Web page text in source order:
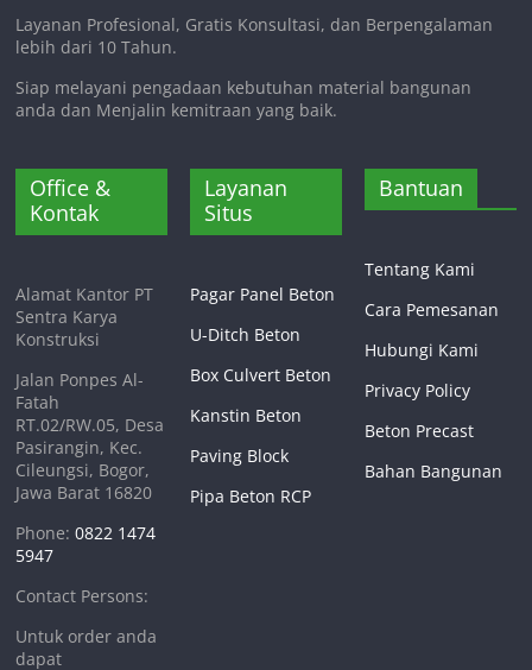
Layanan Profesional, Gratis Konsultasi, dan Berpengalaman
lebih dari 10 Tahun.
Siap melayani pengadaan kebutuhan material bangunan
anda dan Menjalin kemitraan yang baik.
Office &
Kontak
Alamat Kantor PT
Sentra Karya
Konstruksi
Jalan Ponpes Al-
Fatah
RT.02/RW.05, Desa
Pasirangin, Kec.
Cileungsi, Bogor,
Jawa Barat 16820
Phone:0822 1474
5947
Contact Persons:
Untuk order anda
dapat
Layanan
Situs
Pagar Panel Beton
U-Ditch Beton
Box Culvert Beton
Kanstin Beton
Paving Block
Pipa Beton RCP
Bantuan
Tentang Kami
Cara Pemesanan
Hubungi Kami
Privacy Policy
Beton Precast
Bahan Bangunan